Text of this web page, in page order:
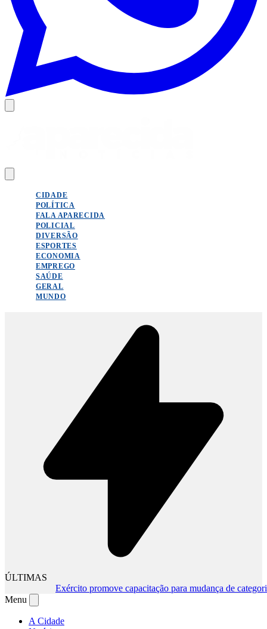
CIDADE
POLÍTICA
FALA APARECIDA
POLICIAL
DIVERSÃO
ESPORTES
ECONOMIA
EMPREGO
SAÚDE
GERAL
MUNDO
ÚLTIMAS
Exército promove capacitação para mudança de categoria
Menu
A Cidade